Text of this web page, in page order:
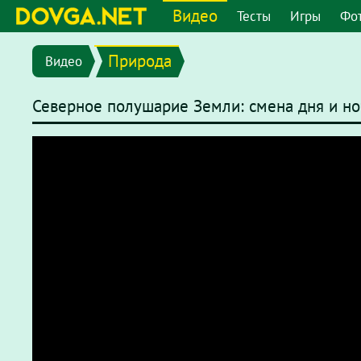
Видео Тесты Игры
Видео Природа
Северное полушарие Земли: смена дня и